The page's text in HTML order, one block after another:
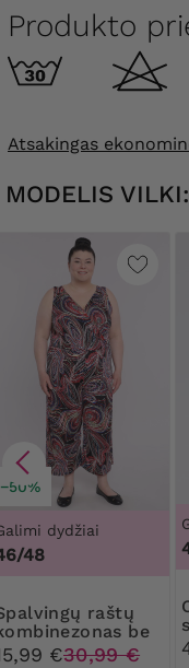
Produkto
Atsakingas
MODELIS VILKI:
−50%
dydžiai
48
be
€30,99 €